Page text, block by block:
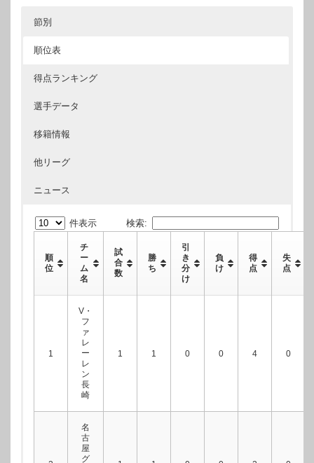
節別
順位表
得点ランキング
選手データ
移籍情報
他リーグ
ニュース
件表示 検索:
順
位
チ
ー
ム
名
試
合
数
勝
ち
引
き
分
け
負
け
得
点
失
点
1
V・
フ
ァ
レ
ー
レ
ン
長
崎
1 1 0 0 4 0
名
古
屋
グ